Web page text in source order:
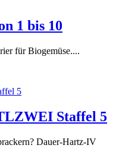
1 bis 10
für Biogemüse....
Staffel 5
Dauer-Hartz-IV